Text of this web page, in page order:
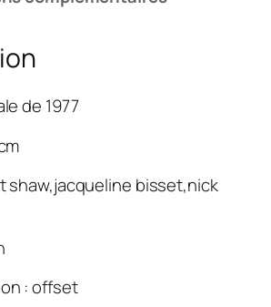
de 1977
shaw,jacqueline bisset,nick
: offset